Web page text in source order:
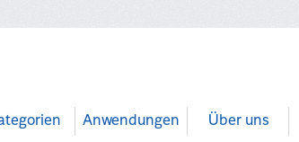
Anwendungen Über uns